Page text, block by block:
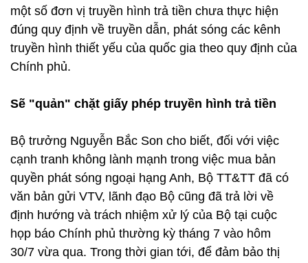
một số đơn vị truyền hình trả tiền chưa thực hiện
đúng quy định về truyền dẫn, phát sóng các kênh
truyền hình thiết yếu của quốc gia theo quy định của
Chính phủ.
Sẽ "quản" chặt giấy phép truyền hình trả tiền
Bộ trưởng Nguyễn Bắc Son cho biết, đối với việc
cạnh tranh không lành mạnh trong việc mua bản
quyền phát sóng ngoại hạng Anh, Bộ TT&TT đã có
văn bản gửi VTV, lãnh đạo Bộ cũng đã trả lời về
định hướng và trách nhiệm xử lý của Bộ tại cuộc
họp báo Chính phủ thường kỳ tháng 7 vào hôm
30/7 vừa qua. Trong thời gian tới, để đảm bảo thị